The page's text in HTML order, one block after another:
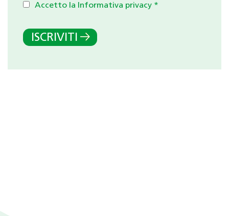
Accetto la Informativa privacy *
ISCRIVITI